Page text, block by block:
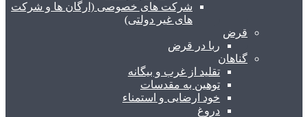
شرکت های خصوصی (ارگان ها و شرکت
های غیر دولتی)
قرض
ربا در قرض
گناهان
تقلید از غرب و بیگانه
توهین به مقدسات
خود ارضایی و استمناء
دروغ